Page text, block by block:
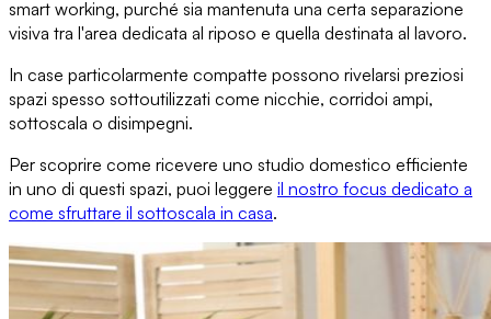
smart working, purché sia mantenuta una certa separazione
visiva tra l'area dedicata al riposo e quella destinata al lavoro.
In case particolarmente compatte possono rivelarsi preziosi
spazi spesso sottoutilizzati come nicchie, corridoi ampi,
sottoscala o disimpegni.
Per scoprire come ricevere uno studio domestico efficiente
in uno di questi spazi, puoi leggere il nostro focus dedicato a
come sfruttare il sottoscala in casa.